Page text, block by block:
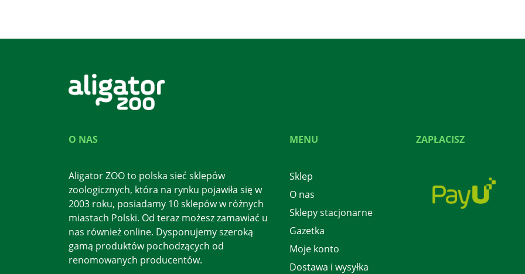
O NAS
Aligator ZOO to polska sieć sklepów
zoologicznych, która na rynku pojawiła się w
2003 roku, posiadamy 10 sklepów w różnych
miastach Polski. Od teraz możesz zamawiać u
nas również online. Dysponujemy szeroką
gamą produktów pochodzących od
renomowanych producentów.
MENU
Sklep
O nas
Sklepy stacjonarne
Gazetka
Moje konto
Dostawa i wysyłka
ZAPŁACISZ